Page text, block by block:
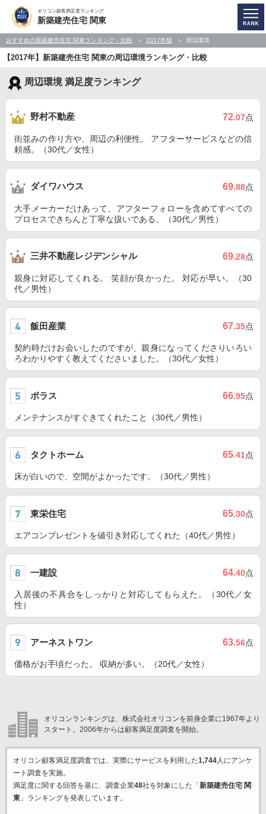
オリコン顧客満足度ランキング
新築建売住宅 関東
おすすめの新築建売住宅 関東ランキング・比較 2017年版 周辺環境
【2017年】新築建売住宅 関東の周辺環境ランキング・比較
周辺環境 満足度ランキング
野村不動産 72.07点
街並みの作り方や、周辺の利便性。 アフターサービスなどの信
頼感。（30代／女性）
ダイワハウス 69.88点
大手メーカーだけあって、アフターフォローを含めてすべての
プロセスできちんと丁寧な扱いである。（30代／男性）
三井不動産レジデンシャル 69.28点
親身に対応してくれる。 笑顔が良かった。 対応が早い。（30
代／男性）
飯田産業 67.35点
契約時だけお会いしたのですが、親身になってくださりいろい
ろわかりやすく教えてくださいました。（30代／女性）
ポラス 66.95点
メンテナンスがすぐきてくれたこと（30代／男性）
タクトホーム 65.41点
床が白いので、空間がよかったです。（30代／男性）
東栄住宅 65.30点
エアコンプレゼントを値引き対応してくれた（40代／男性）
一建設 64.40点
入居後の不具合をしっかりと対応してもらえた。（30代／女
性）
アーネストワン 63.56点
価格がお手頃だった。 収納が多い。（20代／女性）
オリコンランキングは、株式会社オリコンを前身企業に1967年より
スタート。2006年からは顧客満足度調査を開始。
オリコン顧客満足度調査では、実際にサービスを利用した1,744人にアンケ
ート調査を実施。
満足度に関する回答を基に、調査企業48社を対象にした「 新築建売住宅 関
東」ランキングを発表しています。